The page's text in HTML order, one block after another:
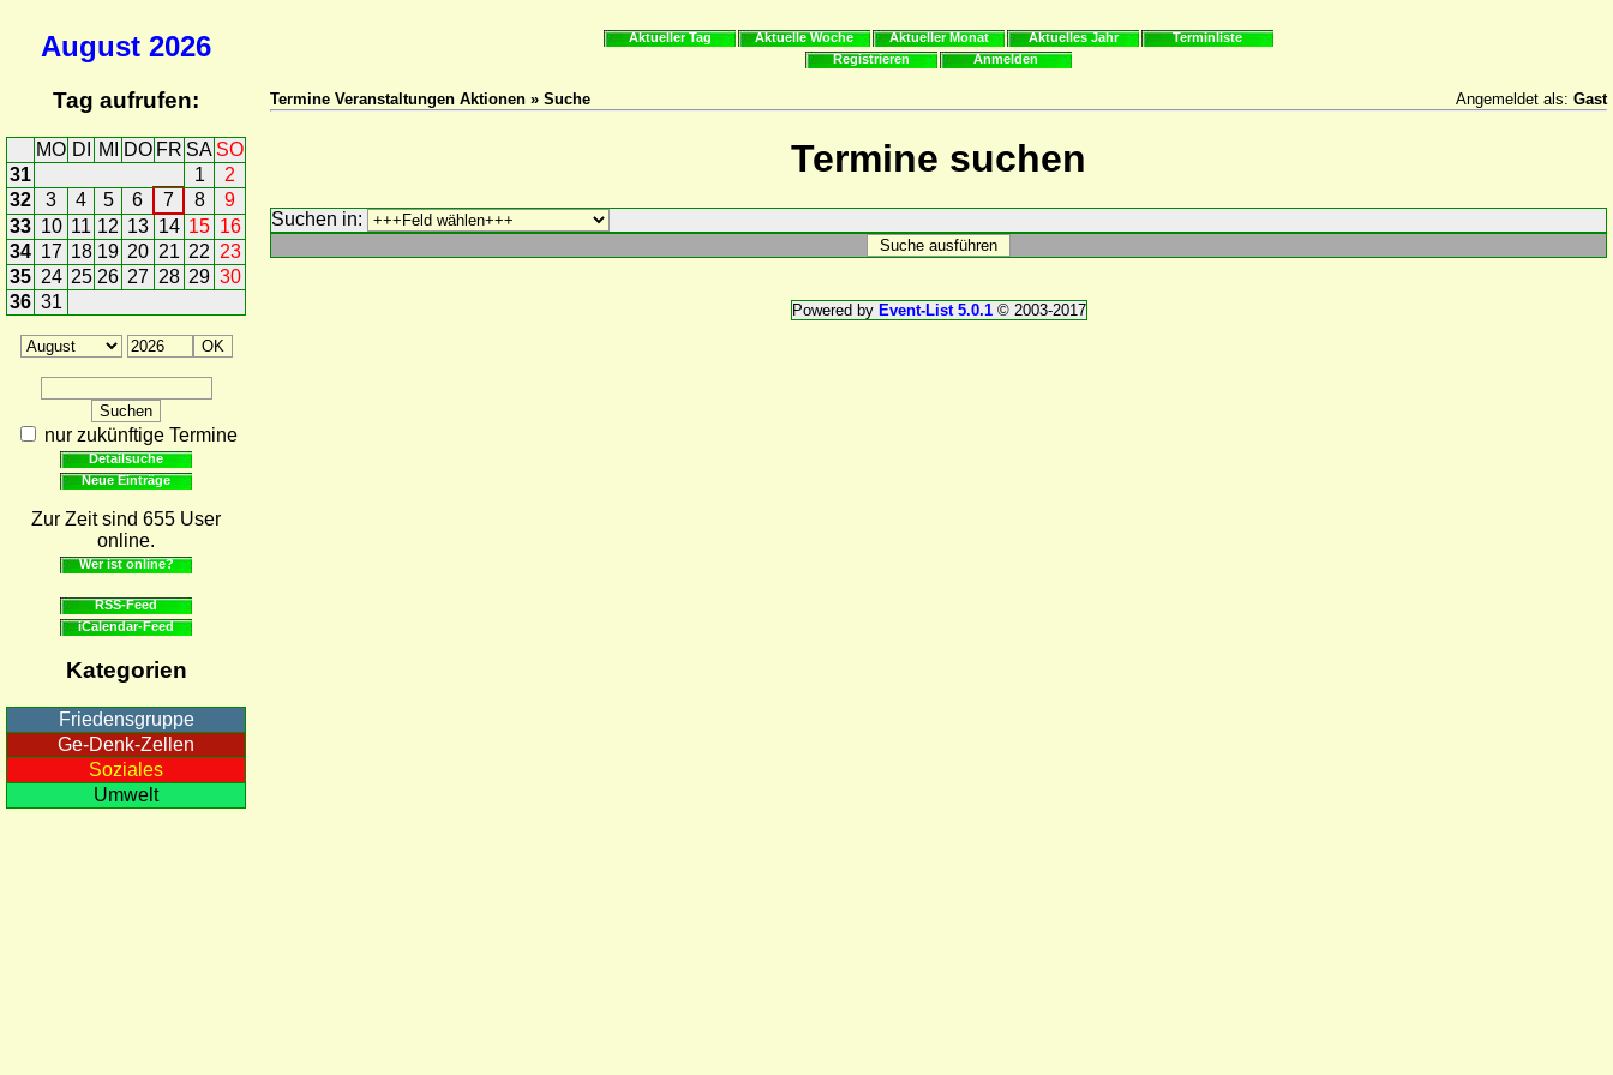
August 2026
Tag aufrufen:
MO DI MI DO FR SA SO
31
1
2
32
3 4 5 6 7 8
9
33 10 11 12 13 14 15 16
34 17 18 19 20 21 22 23
35 24 25 26 27 28 29 30
36 31
nur zukünftige Termine
Detailsuche
Neue Einträge
Zur Zeit sind 655 User
online.
Wer ist online?
RSS-Feed
iCalendar-Feed
Kategorien
Friedensgruppe
Ge-Denk-Zellen
Soziales
Umwelt
Aktueller Tag Aktuelle Woche Aktueller Monat Aktuelles Jahr
Terminliste
Registrieren
Anmelden
Termine Veranstaltungen Aktionen » Suche Angemeldet als: Gast
Termine suchen
Suchen in:
Powered by Event-List 5.0.1© 2003-2017